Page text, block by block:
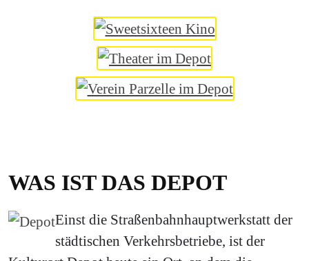
WAS IST DAS DEPOT
Einst die Straßenbahnhauptwerkstatt der
städtischen Verkehrsbetriebe, ist der